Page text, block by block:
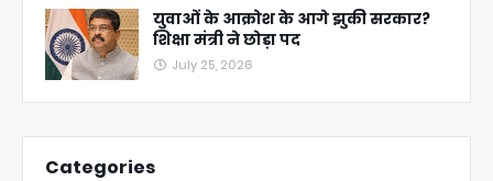
युवाओं के आक्रोश के आगे झुकी सरकार?
शिक्षा मंत्री ने छोड़ा पद
July 25, 2026
Categories